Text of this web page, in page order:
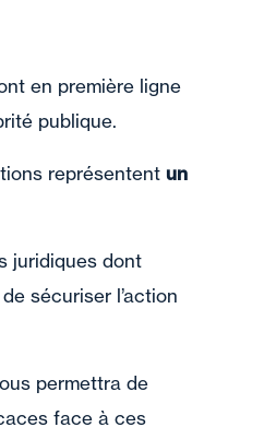
en première ligne
publique.
représentent un
juridiques dont
sécuriser l’action
permettra de
face à ces